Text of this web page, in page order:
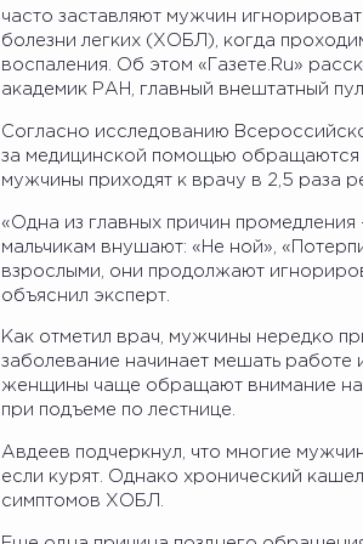
часто заставляют мужчин
болезни легких (ХОБЛ), когда
воспаления. Об этом «Газете.Ru»
академик РАН, главный внештатный
Согласно исследованию
за медицинской помощью
мужчины приходят к врачу в 2,5 раза
«Одна из главных причин
мальчикам внушают: «Не ной»,
взрослыми, они продолжают
объяснил эксперт.
Как отметил врач, мужчины нередко
заболевание начинает мешать
женщины чаще обращают внимание на
при подъеме по лестнице.
Авдеев подчеркнул, что многие
если курят. Однако хронический
симптомов ХОБЛ.